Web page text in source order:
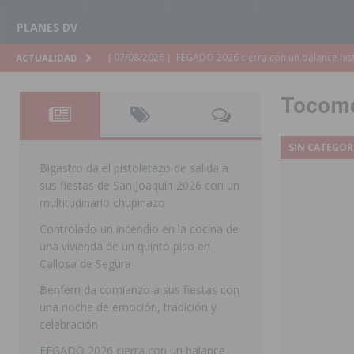
PLANES DV
ACTUALIDAD [ 07/08/2026 ] Los Montesinos refuerza su apoyo a
ORIHUELA
[ 07/08/2026 ] Orihuela organiza un concierto
Golf & Country Club
ORIHUELA
[ 07/08/2026 ] El Ayuntamiento de Almoradí mejora
[ 07/08/2026 ] Educación destina 1,2 millones
[ 07/08/2026 ]
SIN
Bigastro da el pistoletazo de salida a
sus fiestas de San Joaquín 2026 con un
multitudinario chupinazo
Controlado un incendio en la cocina de
una vivienda de un quinto piso en
Callosa de Segura
Benferri da comienzo a sus fiestas con
una noche de emoción, tradición y
celebración
FEGADO 2026 cierra con un balance